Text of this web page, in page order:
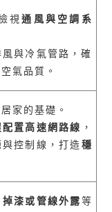
視通風與空調系
與冷氣管路，確
氣品質。
家的基礎。
配置高速網路線 ，
控制線，打造穩
掉漆或管線外露 等